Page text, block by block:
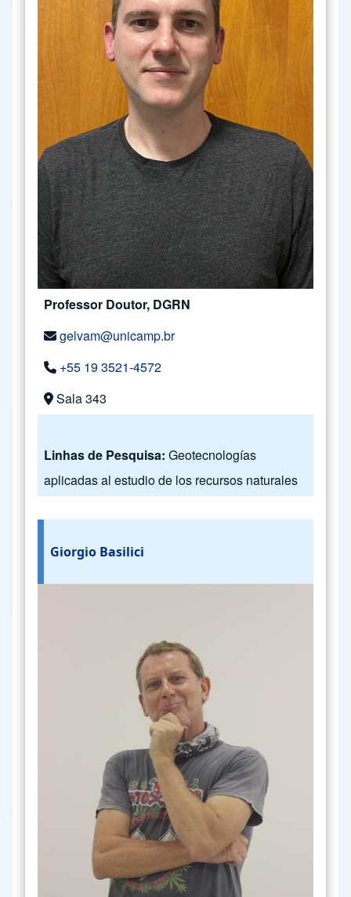
Professor Doutor, DGRN
gelvam@unicamp.br
+55 19 3521-4572
Sala 343
Linhas de Pesquisa: Geotecnologías
aplicadas al estudio de los recursos naturales
Giorgio Basilici